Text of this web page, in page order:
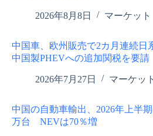
2026年8月8日 マーケット
中国車、欧州販売で2カ月連続
中国製PHEVへの追加関税を要請
2026年7月27日 マーケット
中国の自動車輸出、2026年上半期
万台 NEVは70％増